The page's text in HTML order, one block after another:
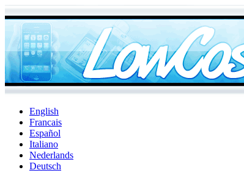
English
Francais
Español
Italiano
Nederlands
Deutsch